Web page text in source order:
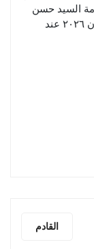
السيد حسن
نصر الله (رض) ابتداء من يوم الاربعاء ١٧ حزيران ٢٠٢٦ عند
القادم